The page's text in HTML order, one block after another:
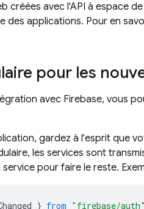
créées avec l'API à espace
applications. Pour en
pour les
avec Firebase, vous
gardez à l'esprit que
les services sont
pour faire le reste.
} from "firebase/auth"